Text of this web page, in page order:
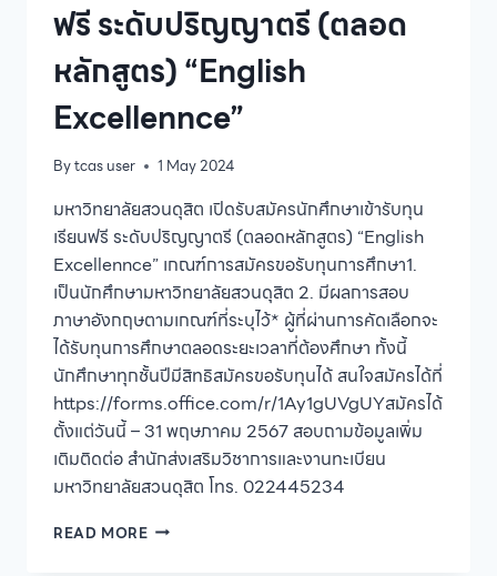
ฟรี ระดับปริญญาตรี (ตลอด
หลักสูตร) “English
Excellennce”
Bytcas user 1 May 2024
มหาวิทยาลัยสวนดุสิต เปิดรับสมัครนักศึกษาเข้ารับทุน
เรียนฟรี ระดับปริญญาตรี (ตลอดหลักสูตร) “English
Excellennce” เกณฑ์การสมัครขอรับทุนการศึกษา1.
เป็นนักศึกษามหาวิทยาลัยสวนดุสิต 2. มีผลการสอบ
ภาษาอังกฤษตามเกณฑ์ที่ระบุไว้* ผู้ที่ผ่านการคัดเลือกจะ
ได้รับทุนการศึกษาตลอดระยะเวลาที่ต้องศึกษา ทั้งนี้
นักศึกษาทุกชั้นปีมีสิทธิสมัครขอรับทุนได้ สนใจสมัครได้ที่
https://forms.office.com/r/1Ay1gUVgUYสมัครได้
ตั้งแต่วันนี้ – 31 พฤษภาคม 2567 สอบถามข้อมูลเพิ่ม
เติมติดต่อ สำนักส่งเสริมวิชาการและงานทะเบียน
มหาวิทยาลัยสวนดุสิต โทร. 022445234
READ MOREมหาวิทยาลัย